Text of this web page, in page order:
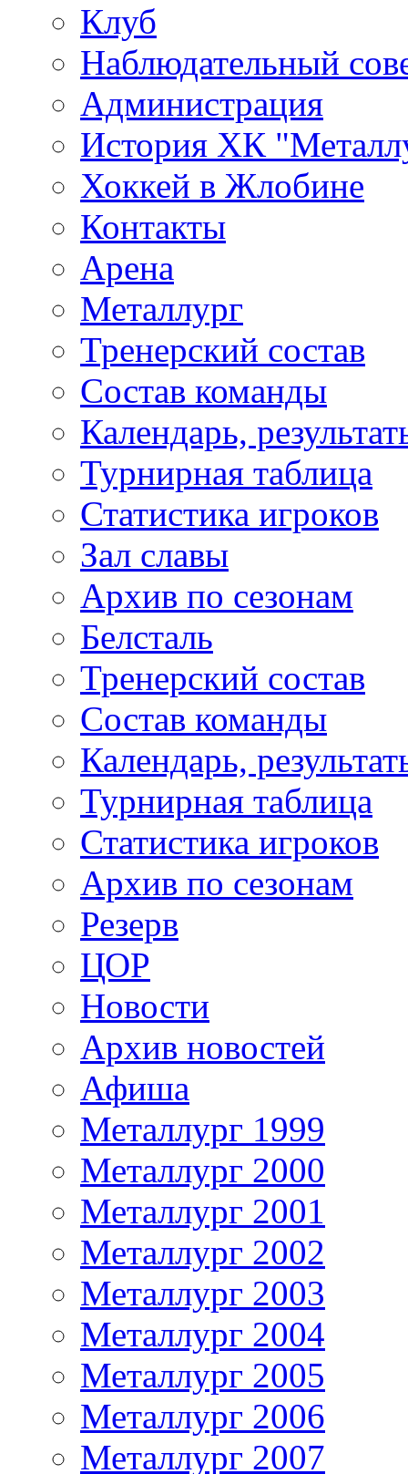
Клуб
Наблюдательный
Администрация
История ХК
Хоккей в Жлобине
Контакты
Арена
Металлург
Тренерский состав
Состав команды
Календарь,
Турнирная таблица
Статистика игроков
Зал славы
Архив по сезонам
Белсталь
Тренерский состав
Состав команды
Календарь,
Турнирная таблица
Статистика игроков
Архив по сезонам
Резерв
ЦОР
Новости
Архив новостей
Афиша
Металлург 1999
Металлург 2000
Металлург 2001
Металлург 2002
Металлург 2003
Металлург 2004
Металлург 2005
Металлург 2006
Металлург 2007